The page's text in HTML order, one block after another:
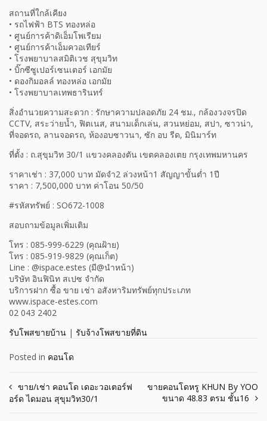
สถานที่ใกล้เคียง
• รถไฟฟ้า BTS ทองหล่อ
• ศูนย์การค้าดิเอ็มโพเรียม
• ศูนย์การค้าเอ็มควอเทียร์
• โรงพยาบาลสมิติเวช สุขุมวิท
• บิ๊กซีซูเปอร์เซนเตอร์ เอกมัย
• ดองกิมอลล์ ทองหล่อ เอกมัย
• โรงพยาบาลเทพธารินทร์
สิ่งอำนวยความสะดวก : รักษาความปลอดภัย 24 ชม., กล้องวงจรปิด
CCTV, สระว่ายน้ำ, ฟิตเนส, สนามเด็กเล่น, สวนหย่อม, สปา, ซาวน่า,
ที่จอดรถ, ลานจอดรถ, ห้องอบซาวนา, ซัก อบ รีด, มินิมาร์ท
ที่ตั้ง : ถ.สุขุมวิท 30/1 แขวงคลองตัน เขตคลองเตย กรุงเทพมหานคร
ราคาเช่า : 37,000 บาท มัดจำ2 ล่วงหน้า1 สัญญาขั้นต่ำ 1ปี
ราคา : 7,500,000 บาท ค่าโอน 50/50
#รหัสทรัพย์ : SO672-1008
สอบถามข้อมูลเพิ่มเติม
โทร : 085-999-6229 (คุณฝ้าย)
โทร : 085-919-9829 (คุณเก็ต)
Line : @ispace.estes (มี@นำหน้า)
บริษัท อินฟินิท สเปซ จำกัด
บริการฝาก ซื้อ ขาย เช่า อสังหาริมทรัพย์ทุกประเภท
www.ispace-estes.com
02 043 2402
รับโพสขายบ้าน | รับจ้างโพสขายที่ดิน
Posted in คอนโด
Post
navigation
ขาย/เช่า คอนโด เดอะวอเตอร์ฟ
อร์ด ไดมอน สุขุมวิท30/1
ขายคอนโดหรู KHUN By YOO
ขนาด 48.83 ตรม ชั้น16